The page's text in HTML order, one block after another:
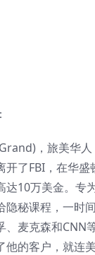
，旅美华
开了FBI，在华盛
达10万美金。专
隐秘课程，一时
、麦克森和CNN
他的客户，就连